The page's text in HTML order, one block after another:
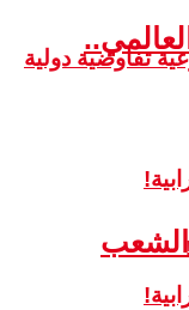
الشعب
تفاوضية دولية